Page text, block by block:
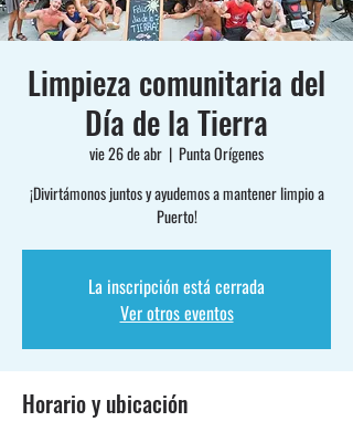
Limpieza comunitaria del
Día de la Tierra
vie 26 de abr
  |
Punta Orígenes
¡Divirtámonos juntos y ayudemos a mantener limpio a
Puerto!
La inscripción está cerrada
Ver otros eventos
Horario y ubicación